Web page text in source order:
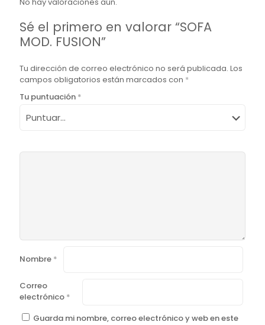
Sé el primero en valorar “SOFA
MOD. FUSION”
Tu dirección de correo electrónico no será publicada. Los
campos obligatorios están marcados con *
Tu puntuación *
Nombre *
Correo
electrónico *
Guarda mi nombre, correo electrónico y web en este